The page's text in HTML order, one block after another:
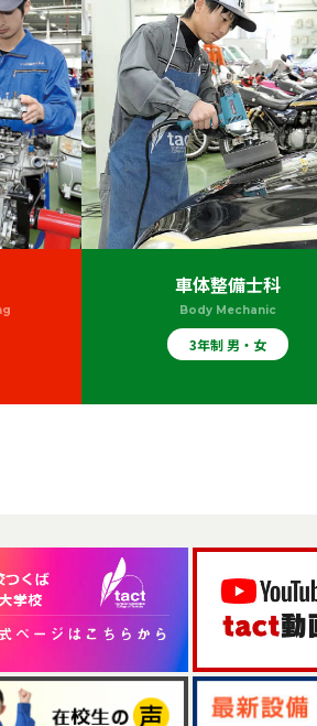
車体整備士科
Body Mechanic
3年制 男・女